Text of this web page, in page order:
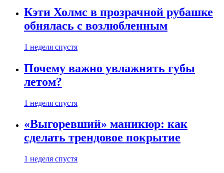
Кэти Холмс в прозрачной рубашке
обнялась с возлюбленным
1 неделя спустя
Почему важно увлажнять губы
летом?
1 неделя спустя
«Выгоревший» маникюр: как
сделать трендовое покрытие
1 неделя спустя